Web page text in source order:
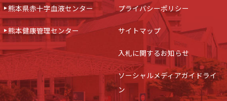
熊本県赤十字血液センター
熊本健康管理センター
プライバシーポリシー
サイトマップ
入札に関するお知らせ
ソーシャルメディアガイドライ
ン